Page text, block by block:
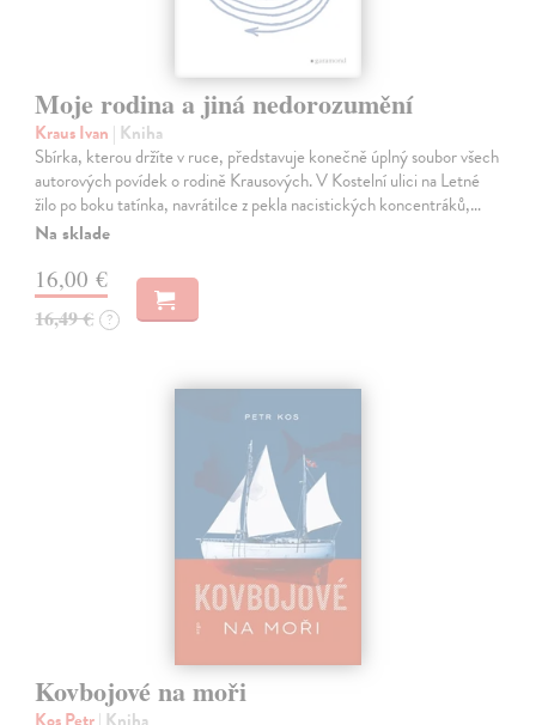
Moje rodina a jiná nedorozumění
Kraus Ivan | Kniha
Sbírka, kterou držíte v ruce, představuje konečně úplný soubor všech
autorových povídek o rodině Krausových. V Kostelní ulici na Letné
žilo po boku tatínka, navrátilce z pekla nacistických koncentráků,…
Na sklade
16,00 €
16,49 € ?
Kovbojové na moři